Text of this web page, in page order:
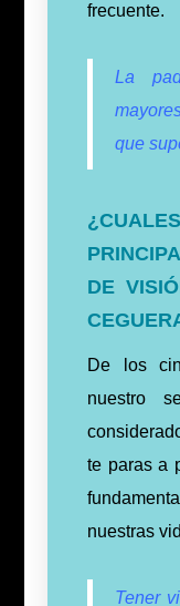
frecuente.
La
que
DE
De los
nuestro
te paras a
nuestras
Tener